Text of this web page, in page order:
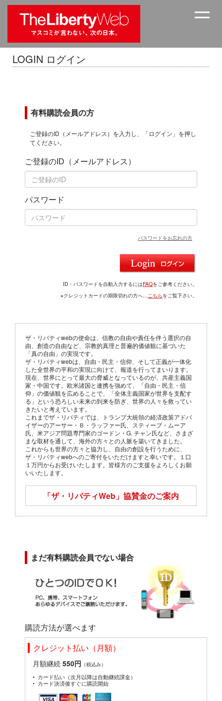
LOGIN ログイン
有料購読会員の方
ご登録のID（メールアドレス）を入力し、「ログイン」を押し
てください。
ご登録のID（メールアドレス）
パスワード
パスワードをお忘れの方
ID・パスワードを自動入力するにはFAQをご参考ください。
※クレジットカードの期限切れの方へ…こちらをご覧下さい。
ザ・リバティwebの使命は、信教の自由や責任を伴う選択の自
由、創造の自由など、宗教的真理と普遍的価値観に基づいた
「真の自由」の実現です。
ザ・リバティwebは、自由・民主・信仰、そして正義が一体化
した全世界の平和の実現に向けて、報道を行ってまいります。
現在、世界にとって最大の脅威となっているのが、共産主義国
家・中国です。欧米諸国と連携を強めて、「自由・民主・信
仰」の価値観を広めることで、「全体主義国家が世界を支配す
る」という恐ろしい未来の到来を防ぎ、世界の人々を救ってい
きたいと考えています。
これまでザ・リバティでは、トランプ大統領の経済政策アドバ
イザーのアーサー・Ｂ・ラッファー氏、スティーブ・ムーア
氏、米アジア問題専門家のゴードン・G. チャン氏など、さまざ
まな取材を通して、海外の方々との人脈を築いてきました。
これからも世界の方々と協力し、自由の創設を行うために、
ザ・リバティwebへのご寄付をいただけますと幸いです。１口
１万円からお受けいたします。皆様方のご支援をよろしくお願
いいたします。
「ザ・リバティWeb」 協賛金のご案内
まだ有料購読会員でない場合
購読方法が選べます
クレジット払い（月額）
月額継続 550円 （税込み）
カード払い（次月以降は自動継続課金）
カード決済後すぐに購読開始